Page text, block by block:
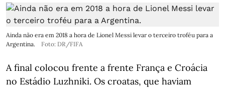
Ainda não era em 2018 a hora de Lionel Messi levar o terceiro troféu para a
Argentina.
Foto: DR/FIFA
A final colocou frente a frente França e Croácia
no Estádio Luzhniki. Os croatas, que haviam